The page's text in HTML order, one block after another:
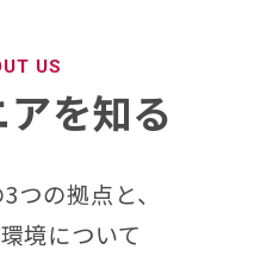
US
を知る
つの拠点と、
境について